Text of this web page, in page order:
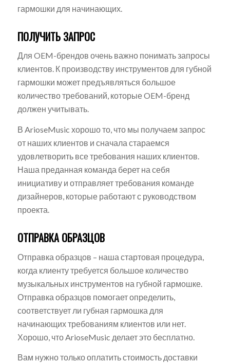
гармошки для начинающих.
ПОЛУЧИТЬ ЗАПРОС
Для OEM-брендов очень важно понимать запросы
клиентов. К производству инструментов для губной
гармошки может предъявляться большое
количество требований, которые OEM-бренд
должен учитывать.
В ArioseMusic хорошо то, что мы получаем запрос
от наших клиентов и сначала стараемся
удовлетворить все требования наших клиентов.
Наша преданная команда берет на себя
инициативу и отправляет требования команде
дизайнеров, которые работают с руководством
проекта.
ОТПРАВКА ОБРАЗЦОВ
Отправка образцов – наша стартовая процедура,
когда клиенту требуется большое количество
музыкальных инструментов на губной гармошке.
Отправка образцов помогает определить,
соответствует ли губная гармошка для
начинающих требованиям клиентов или нет.
Хорошо, что ArioseMusic делает это бесплатно.
Вам нужно только оплатить стоимость доставки